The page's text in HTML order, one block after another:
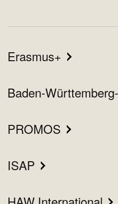
Erasmus+
Baden-
PROMOS
ISAP